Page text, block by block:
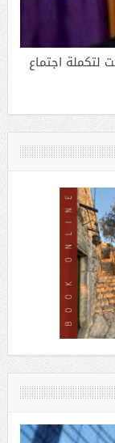
لتكملة اجتماع